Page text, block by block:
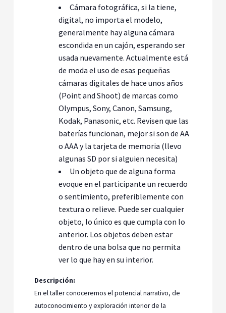
Cámara fotográfica, si la tiene,
digital, no importa el modelo,
generalmente hay alguna cámara
escondida en un cajón, esperando ser
usada nuevamente. Actualmente está
de moda el uso de esas pequeñas
cámaras digitales de hace unos años
(Point and Shoot) de marcas como
Olympus, Sony, Canon, Samsung,
Kodak, Panasonic, etc. Revisen que las
baterías funcionan, mejor si son de AA
o AAA y la tarjeta de memoria (llevo
algunas SD por si alguien necesita)
Un objeto que de alguna forma
evoque en el participante un recuerdo
o sentimiento, preferiblemente con
textura o relieve. Puede ser cualquier
objeto, lo único es que cumpla con lo
anterior. Los objetos deben estar
dentro de una bolsa que no permita
ver lo que hay en su interior.
Descripción:
En el taller conoceremos el potencial narrativo, de
autoconocimiento y exploración interior de la